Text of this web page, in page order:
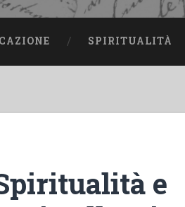
SPIRITUALITÀ
e